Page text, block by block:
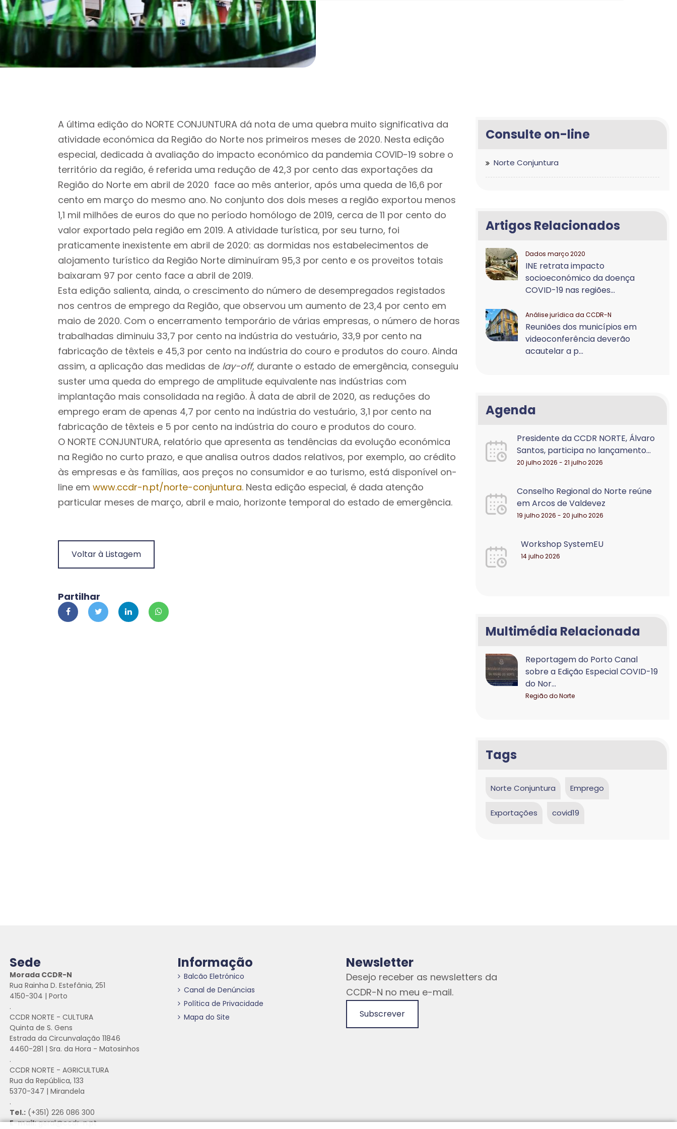
A última edição do NORTE CONJUNTURA dá nota de uma quebra muito significativa da
atividade económica da Região do Norte nos primeiros meses de 2020. Nesta edição
especial, dedicada à avaliação do impacto económico da pandemia COVID-19 sobre o
território da região, é referida uma redução de 42,3 por cento das exportações da
Região do Norte em abril de 2020 face ao mês anterior, após uma queda de 16,6 por
cento em março do mesmo ano. No conjunto dos dois meses a região exportou menos
1,1 mil milhões de euros do que no período homólogo de 2019, cerca de 11 por cento do
valor exportado pela região em 2019. A atividade turística, por seu turno, foi
praticamente inexistente em abril de 2020: as dormidas nos estabelecimentos de
alojamento turístico da Região Norte diminuíram 95,3 por cento e os proveitos totais
baixaram 97 por cento face a abril de 2019.
Esta edição salienta, ainda, o crescimento do número de desempregados registados
nos centros de emprego da Região, que observou um aumento de 23,4 por cento em
maio de 2020. Com o encerramento temporário de várias empresas, o número de horas
trabalhadas diminuiu 33,7 por cento na indústria do vestuário, 33,9 por cento na
fabricação de têxteis e 45,3 por cento na indústria do couro e produtos do couro. Ainda
assim, a aplicação das medidas de lay-off, durante o estado de emergência, conseguiu
suster uma queda do emprego de amplitude equivalente nas indústrias com
implantação mais consolidada na região. À data de abril de 2020, as reduções do
emprego eram de apenas 4,7 por cento na indústria do vestuário, 3,1 por cento na
fabricação de têxteis e 5 por cento na indústria do couro e produtos do couro.
O NORTE CONJUNTURA, relatório que apresenta as tendências da evolução económica
na Região no curto prazo, e que analisa outros dados relativos, por exemplo, ao crédito
às empresas e às famílias, aos preços no consumidor e ao turismo, está disponível on-
line em www.ccdr-n.pt/norte-conjuntura. Nesta edição especial, é dada atenção
particular meses de março, abril e maio, horizonte temporal do estado de emergência.
Voltar à Listagem
Partilhar
Consulte on-line
Norte Conjuntura
Artigos Relacionados
Dados março 2020
INE retrata impacto
socioeconómico da doença
COVID-19 nas regiões...
Análise jurídica da CCDR-N
Reuniões dos municípios em
videoconferência deverão
acautelar a p...
Agenda
Presidente da CCDR NORTE, Álvaro
Santos, participa no lançamento...
20 julho 2026 - 21 julho 2026
Conselho Regional do Norte reúne
em Arcos de Valdevez
19 julho 2026 - 20 julho 2026
Workshop SystemEU
14 julho 2026
Multimédia Relacionada
Reportagem do Porto Canal
sobre a Edição Especial COVID-19
do Nor...
Região do Norte
Tags
Norte Conjuntura Emprego
Exportações covid19
Sede
Morada CCDR-N
Rua Rainha D. Estefânia, 251
4150-304 | Porto
.
CCDR NORTE - CULTURA
Quinta de S. Gens
Estrada da Circunvalação 11846
4460-281 | Sra. da Hora - Matosinhos
.
CCDR NORTE - AGRICULTURA
Rua da República, 133
5370-347 | Mirandela
.
Tel.: (+351) 226 086 300
E-mail:geral@ccdr-n.pt
Informação
Balcão Eletrónico
Canal de Denúncias
Política de Privacidade
Mapa do Site
Newsletter
Desejo receber as newsletters da
CCDR-N no meu e-mail.
Subscrever